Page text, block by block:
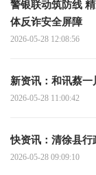
警银联动筑防线
体反诈安全屏障
2026-05-28 12:08:56
新资讯：和讯蔡一
2026-05-28 11:00:42
快资讯：清徐县
2026-05-28 09:09:10